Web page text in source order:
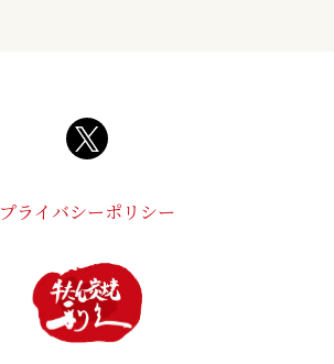
プライバシーポリシー